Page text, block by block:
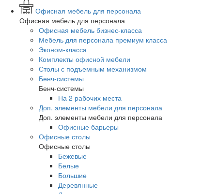
Офисная мебель для персонала
Офисная мебель для персонала
Офисная мебель бизнес-класса
Мебель для персонала премиум класса
Эконом-класса
Комплекты офисной мебели
Столы с подъемным механизмом
Бенч-системы
Бенч-системы
На 2 рабочих места
Доп. элементы мебели для персонала
Доп. элементы мебели для персонала
Офисные барьеры
Офисные столы
Офисные столы
Бежевые
Белые
Большие
Деревянные